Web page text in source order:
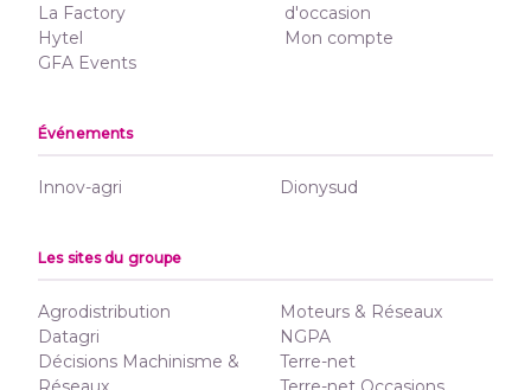
La Factory
Hytel
GFA Events
d'occasion
Mon compte
Événements
Innov-agri Dionysud
Les sites du groupe
Agrodistribution
Datagri
Décisions Machinisme &
Moteurs & Réseaux
NGPA
Terre-net